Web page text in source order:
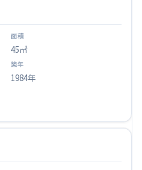
45㎡
1984年